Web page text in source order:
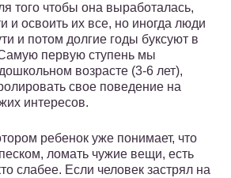
того чтобы она выработалась,
и освоить их все, но иногда люди
и потом долгие годы буксуют в
первую ступень мы
возрасте (3-6 лет),
свое поведение на
интересов.
ребенок уже понимает, что
ломать чужие вещи, есть
слабее. Если человек застрял на